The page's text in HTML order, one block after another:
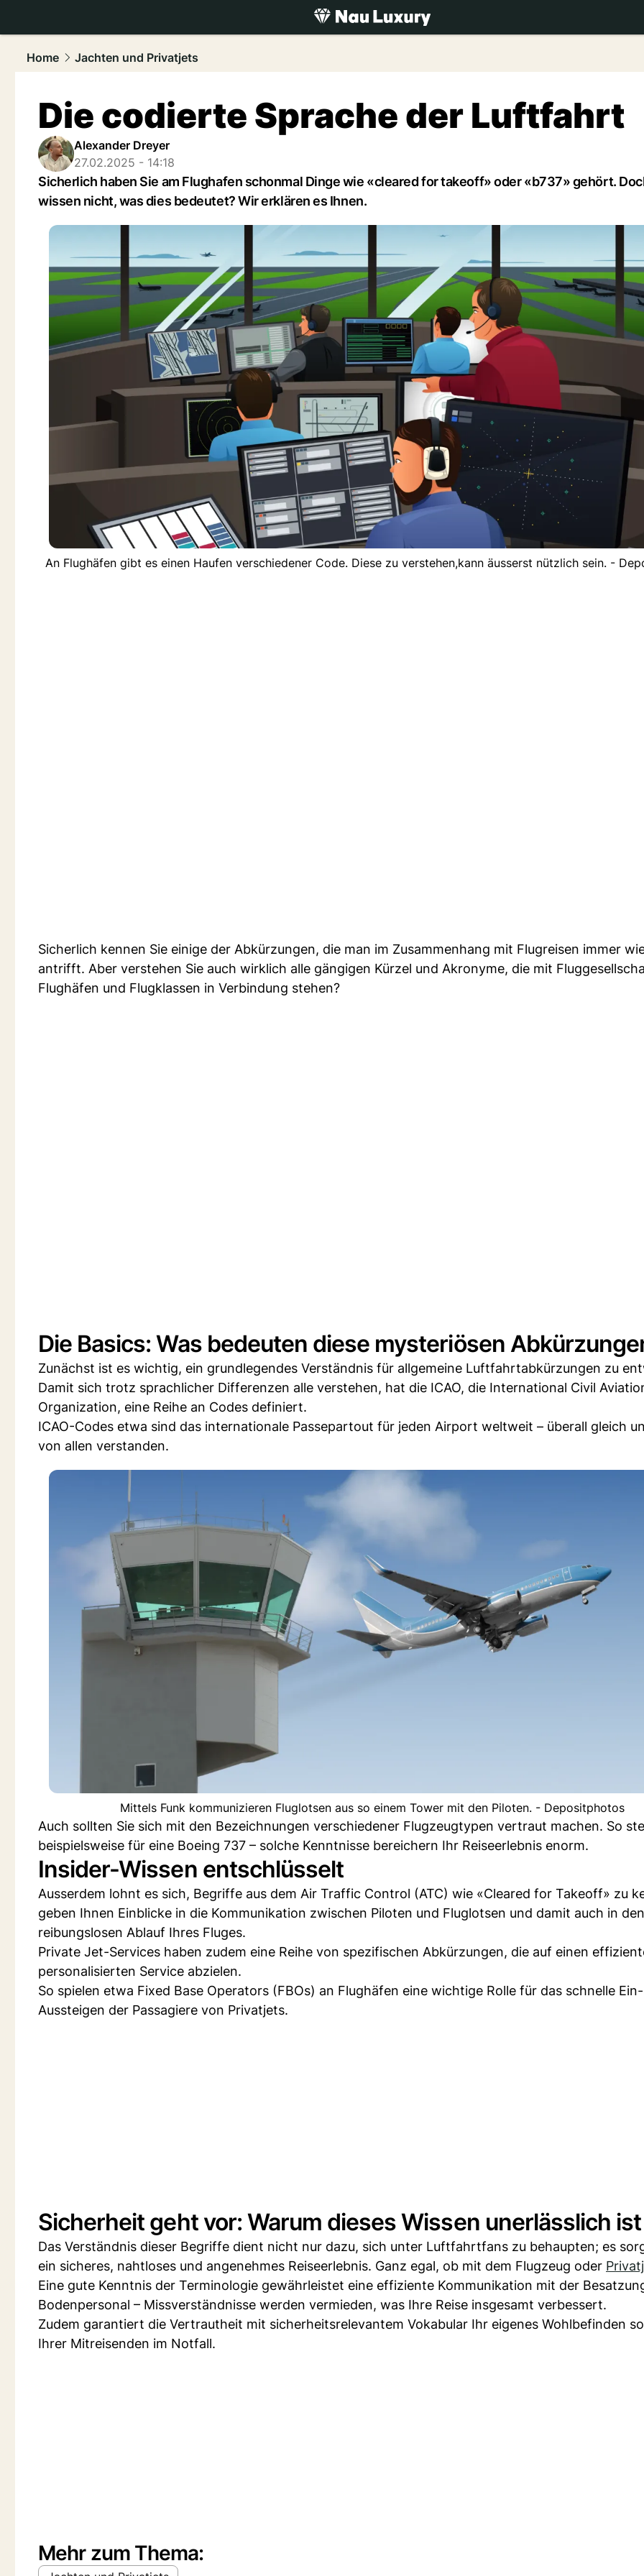
luxury.NAU.ch
Home
Jachten und Privatjets
Die codierte Sprache der Luftfahrt
Alexander Dreyer
27.02.2025 - 14:18
Sicherlich haben Sie am Flughafen schonmal Dinge wie «cleared for takeoff» oder «b737» gehört.
wissen nicht, was dies bedeutet? Wir erklären es Ihnen.
An Flughäfen gibt es einen Haufen verschiedener Code. Diese zu verstehen,kann äusserst nützlich sein. -
Sicherlich kennen Sie einige der Abkürzungen, die man im Zusammenhang mit Flugreisen immer
antrifft. Aber verstehen Sie auch wirklich alle gängigen Kürzel und Akronyme, die mit
Flughäfen und Flugklassen in Verbindung stehen?
Die Basics: Was bedeuten diese mysteriösen
Zunächst ist es wichtig, ein grundlegendes Verständnis für allgemeine Luftfahrtabkürzungen zu
Damit sich trotz sprachlicher Differenzen alle verstehen, hat die ICAO, die International Civil
Organization, eine Reihe an Codes definiert.
ICAO-Codes etwa sind das internationale Passepartout für jeden Airport weltweit – überall gleich
von allen verstanden.
Mittels Funk kommunizieren Fluglotsen aus so einem Tower mit den Piloten. - Depositphotos
Auch sollten Sie sich mit den Bezeichnungen verschiedener Flugzeugtypen vertraut machen. So
beispielsweise für eine Boeing 737 – solche Kenntnisse bereichern Ihr Reiseerlebnis enorm.
Insider-Wissen entschlüsselt
Ausserdem lohnt es sich, Begriffe aus dem Air Traffic Control (ATC) wie «Cleared for Takeoff» zu
geben Ihnen Einblicke in die Kommunikation zwischen Piloten und Fluglotsen und damit auch in den
reibungslosen Ablauf Ihres Fluges.
Private Jet-Services haben zudem eine Reihe von spezifischen Abkürzungen, die auf einen
personalisierten Service abzielen.
So spielen etwa Fixed Base Operators (FBOs) an Flughäfen eine wichtige Rolle für das schnelle
Aussteigen der Passagiere von Privatjets.
Sicherheit geht vor: Warum dieses Wissen unerlässlich ist
Das Verständnis dieser Begriffe dient nicht nur dazu, sich unter Luftfahrtfans zu behaupten; es
ein sicheres, nahtloses und angenehmes Reiseerlebnis. Ganz egal, ob mit dem Flugzeug oder
Eine gute Kenntnis der Terminologie gewährleistet eine effiziente Kommunikation mit der
Bodenpersonal – Missverständnisse werden vermieden, was Ihre Reise insgesamt verbessert.
Zudem garantiert die Vertrautheit mit sicherheitsrelevantem Vokabular Ihr eigenes Wohlbefinden
Ihrer Mitreisenden im Notfall.
Mehr zum Thema: